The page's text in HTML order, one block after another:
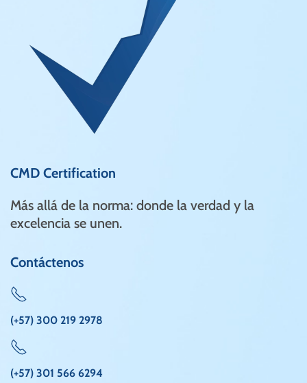
CMD Certification
Más allá de la norma: donde la verdad y la
excelencia se unen.
Contáctenos
(+57) 300 219 2978
(+57) 301 566 6294